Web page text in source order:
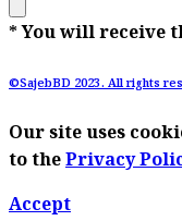
* You will receive
©SajebBD 2023. All rights
Our site uses
to thePrivacy
Accept